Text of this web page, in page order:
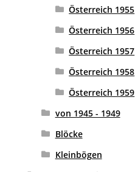
Österreich 1955
Österreich 1956
Österreich 1957
Österreich 1958
Österreich 1959
von 1945 - 1949
Blöcke
Kleinbögen